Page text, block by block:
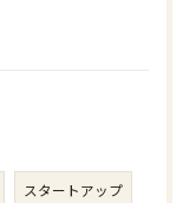
スタートアップ